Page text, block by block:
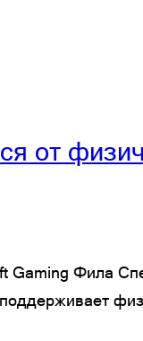
от
Gaming Фила